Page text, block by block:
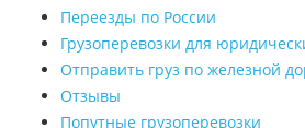
Переезды по России
Грузоперевозки для
Отправить груз по железной
Отзывы
Попутные грузоперевозки